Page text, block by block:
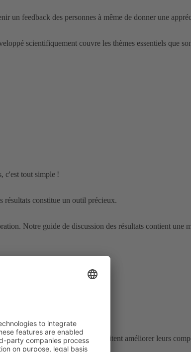
un feedback des personnes à même de donner une
scientifiquement couvre les thèmes essentiels que
c'est tout simple !
résultats constitue un outil précieux.
Notre guide de discussion des résultats contient une
tou·tes celles et ceux qui souhaitent améliorer leurs